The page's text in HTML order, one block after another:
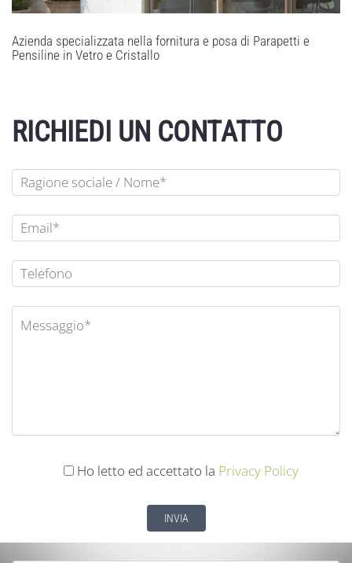
Azienda specializzata nella fornitura e posa di Parapetti e
Pensiline in Vetro e Cristallo
RICHIEDI UN CONTATTO
Ho letto ed accettato la Privacy Policy